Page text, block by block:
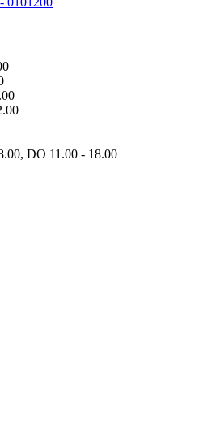
DO 11.00 - 18.00